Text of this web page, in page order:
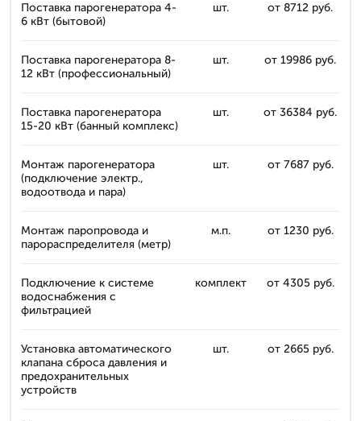
Поставка парогенератора 4-
6 кВт (бытовой)
шт. от 8712 руб.
Поставка парогенератора 8-
12 кВт (профессиональный)
шт. от 19986 руб.
Поставка парогенератора
15-20 кВт (банный комплекс)
шт. от 36384 руб.
Монтаж парогенератора
(подключение электр.,
водоотвода и пара)
шт. от 7687 руб.
Монтаж паропровода и
парораспределителя (метр)
м.п. от 1230 руб.
Подключение к системе
водоснабжения с
фильтрацией
комплект от 4305 руб.
Установка автоматического
клапана сброса давления и
предохранительных
устройств
шт. от 2665 руб.